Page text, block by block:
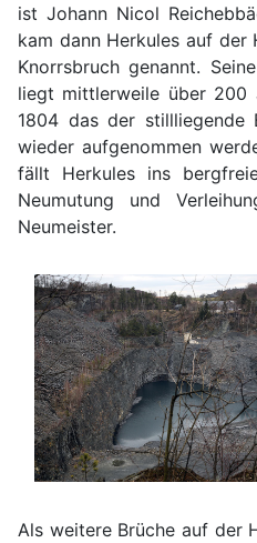
ist Johann Nicol
kam dann Herkules auf der
Knorrsbruch genannt.
liegt mittlerweile über 200
1804 das der stillliegende
wieder aufgenommen
fällt Herkules ins
Neumutung und
Neumeister.
Als weitere Brüche auf der